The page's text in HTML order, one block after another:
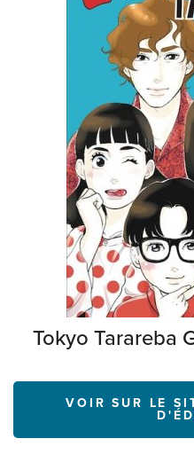
Tokyo Tarareba
VOIR SUR LE